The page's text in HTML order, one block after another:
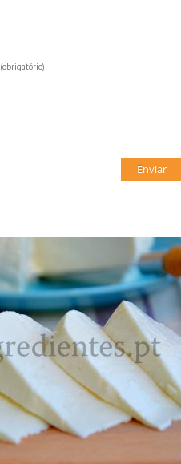
(obrigatório)
1 Queijo grande, 1kg
N/A